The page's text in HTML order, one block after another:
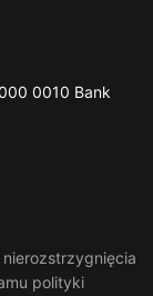
0010 Bank
polityki